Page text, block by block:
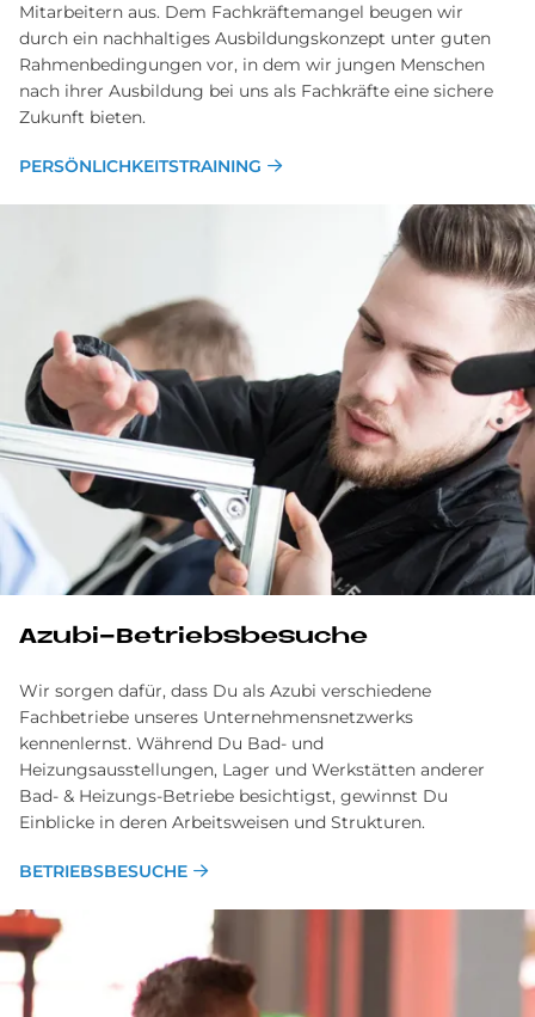
Mitarbeitern aus. Dem Fachkräftemangel beugen wir
durch ein nachhaltiges Ausbildungskonzept unter guten
Rahmenbedingungen vor, in dem wir jungen Menschen
nach ihrer Ausbildung bei uns als Fachkräfte eine sichere
Zukunft bieten.
PERSÖNLICHKEITSTRAINING
Azu­bi-Be­triebs­be­su­che
Wir sorgen dafür, dass Du als Azubi verschiedene
Fachbetriebe unseres Unternehmensnetzwerks
kennenlernst. Während Du Bad- und
Heizungsausstellungen, Lager und Werkstätten anderer
Bad- & Heizungs-Betriebe besichtigst, gewinnst Du
Einblicke in deren Arbeitsweisen und Strukturen.
BETRIEBSBESUCHE